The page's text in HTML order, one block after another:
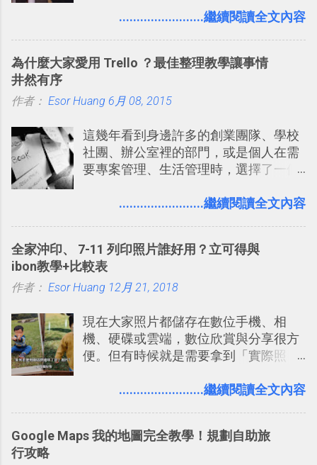
理，到底 Slack 有什麼魅力？它是不是
有機會在一個專案合作中使用了 Slack
點： 1. 「 很有趣 」： Slack 裡擁有跟
聊天打屁、傳送有趣影音圖文的功能。
2. 「 有效率 」：但是 Slack 的頻道、群
組機制讓茶水間的聊天，不會干擾工作
事可以從聊天中記錄重點。 3. 「 有彈性
的軟體則讓同事可以在任何地方和公司
保持聯繫。 如果你需要中文版的同類平
台，可以參考： JANDI 高效率團隊通訊
戶 。 2017/3 新增 ： Sortd for Slack：
改造 Slack 討論串介面變成專案任務排
程看板
........................繼續閱讀全文內容
為什麼大家愛用 Trello ？最佳整理教學讓事情
井然有序
作者： Esor Huang 6月 08, 2015
這幾年看到身邊許多的創業團隊、學校
社團、辦公室裡的部門，或是個人在需
要專案管理、生活管理時，選擇了一個
一個什麼樣的管理工具，讓這麼多人都
念」的管理教學文章： 把 Evernote 當
作 Trello！ Kanbanote 筆記看板管理法
Google Drive 變身 Trello ！幫雲端硬碟
著 Trello ，卻還沒有在電腦玩物上寫過
一篇完整的介紹！雖然錯過了幾年前第
一時間推薦 Trello 的時機，但在這段時
澱自己的使用方法，歸納出「 為什麼值
學。 2015/6/13 新增： 免費專案管理軟
........................繼續閱讀全文內容
全家沖印、 7-11 列印照片誰好用？立可得與
ibon教學+比較表
作者： Esor Huang 12月 21, 2018
現在大家照片都儲存在數位手機、相
機、硬碟或雲端，數位欣賞與分享很方
便。但有時候就是需要拿到「實際照
要製作家庭相框 用照片來當小禮物 把照
片？而且最好能不花時間、立即拿到、
........................繼續閱讀全文內容
Google Maps 我的地圖完全教學！規劃自助旅
行攻略